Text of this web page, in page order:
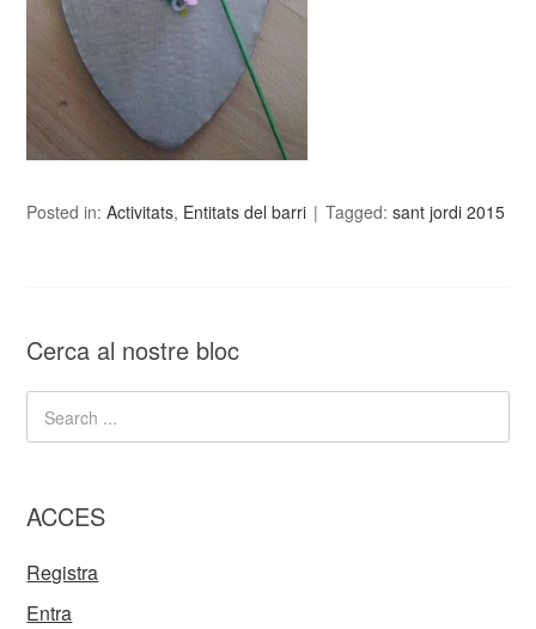
Posted in:Activitats, Entitats del barri Tagged:sant jordi 2015
Cerca al nostre bloc
ACCES
Registra
Entra